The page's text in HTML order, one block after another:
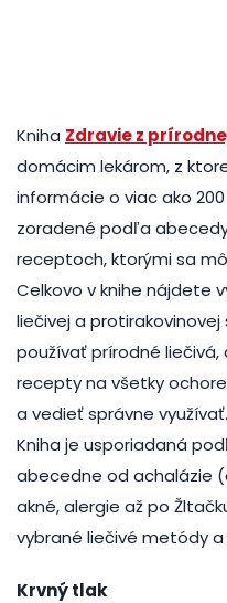
Kniha Zdravie z
domácim lekárom, z
informácie o viac ako
zoradené podľa
receptoch, ktorými sa
Celkovo v knihe nájdete
liečivej a
používať prírodné
recepty na všetky
a vedieť správne využívať.
Kniha je usporiadaná
abecedne od achalázie
akné, alergie až po
vybrané liečivé metódy a
Krvný tlak